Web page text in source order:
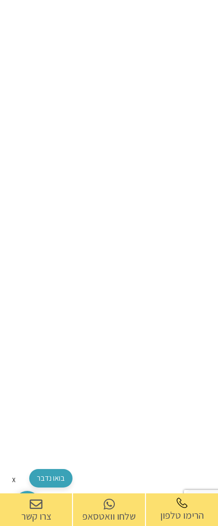
הרימו טלפון שלחו וואטסאפ צרו קשר
בואו נדבר X